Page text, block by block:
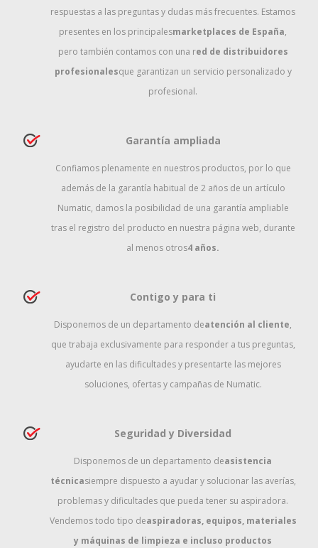
respuestas a las preguntas y dudas más frecuentes. Estamos
presentes en los principalesmarketplaces de España,
pero también contamos con una red de distribuidores
profesionalesque garantizan un servicio personalizado y
profesional.
Garantía ampliada
Confiamos plenamente en nuestros productos, por lo que
además de la garantía habitual de 2 años de un artículo
Numatic, damos la posibilidad de una garantía ampliable
tras el registro del producto en nuestra página web, durante
al menos otros4 años.
Contigo y para ti
Disponemos de un departamento deatención al cliente,
que trabaja exclusivamente para responder a tus preguntas,
ayudarte en las dificultades y presentarte las mejores
soluciones, ofertas y campañas de Numatic.
Seguridad y Diversidad
Disponemos de un departamento deasistencia
técnicasiempre dispuesto a ayudar y solucionar las averías,
problemas y dificultades que pueda tener su aspiradora.
Vendemos todo tipo deaspiradoras, equipos, materiales
y máquinas de limpieza e incluso productos